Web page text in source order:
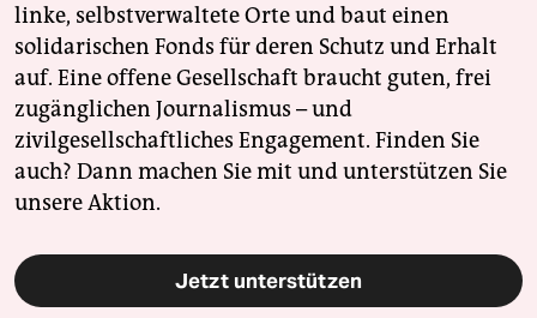
linke, selbstverwaltete Orte und baut einen
solidarischen Fonds für deren Schutz und Erhalt
auf. Eine offene Gesellschaft braucht guten, frei
zugänglichen Journalismus – und
zivilgesellschaftliches Engagement. Finden Sie
auch? Dann machen Sie mit und unterstützen Sie
unsere Aktion.
Jetzt unterstützen